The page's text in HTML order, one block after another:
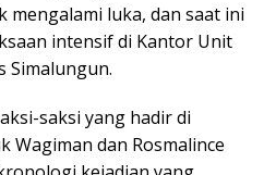
mengalami luka, dan saat ini
intensif di Kantor Unit
Simalungun.
saksi yang hadir di
Wagiman dan Rosmalince